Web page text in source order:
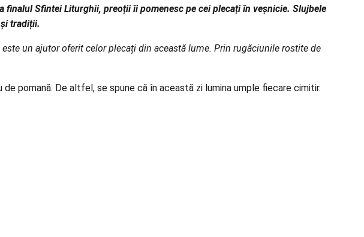
Sfintei Liturghii, preoții îi pomenesc pe cei plecați în veșnicie. Slujbele
tradiții.
un ajutor oferit celor plecați din această lume. Prin rugăciunile rostite de
pomană. De altfel, se spune că în această zi lumina umple fiecare cimitir.